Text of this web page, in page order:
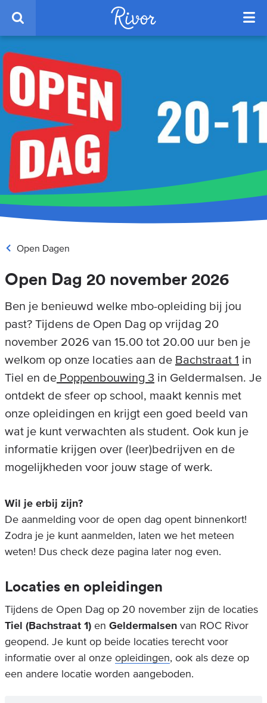
Open Dagen
Open Dag 20 november 2026
Ben je benieuwd welke mbo-opleiding bij jou
past? Tijdens de Open Dag op vrijdag 20
november 2026 van 15.00 tot 20.00 uur ben je
welkom op onze locaties aan de Bachstraat 1 in
Tiel en de Poppenbouwing 3 in Geldermalsen. Je
ontdekt de sfeer op school, maakt kennis met
onze opleidingen en krijgt een goed beeld van
wat je kunt verwachten als student. Ook kun je
informatie krijgen over (leer)bedrijven en de
mogelijkheden voor jouw stage of werk.
Wil je erbij zijn?
De aanmelding voor de open dag opent binnenkort!
Zodra je je kunt aanmelden, laten we het meteen
weten! Dus check deze pagina later nog even.
Locaties en opleidingen
Tijdens de Open Dag op 20 november zijn de locaties
Tiel (Bachstraat 1) en Geldermalsen van ROC Rivor
geopend. Je kunt op beide locaties terecht voor
informatie over al onze opleidingen, ook als deze op
een andere locatie worden aangeboden.